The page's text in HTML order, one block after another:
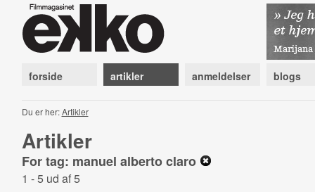
forside artikler anmeldelser blogs
Du er her:Artikler
Artikler
For tag: manuel alberto claro
1 - 5 ud af 5